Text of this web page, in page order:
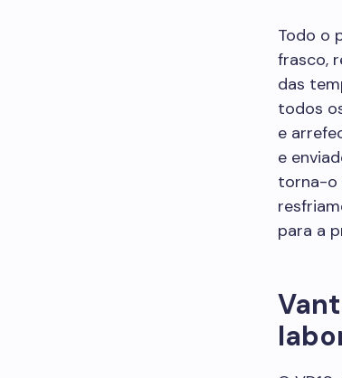
Todo o
frasco,
das
todos
e
e
torna-o
para a